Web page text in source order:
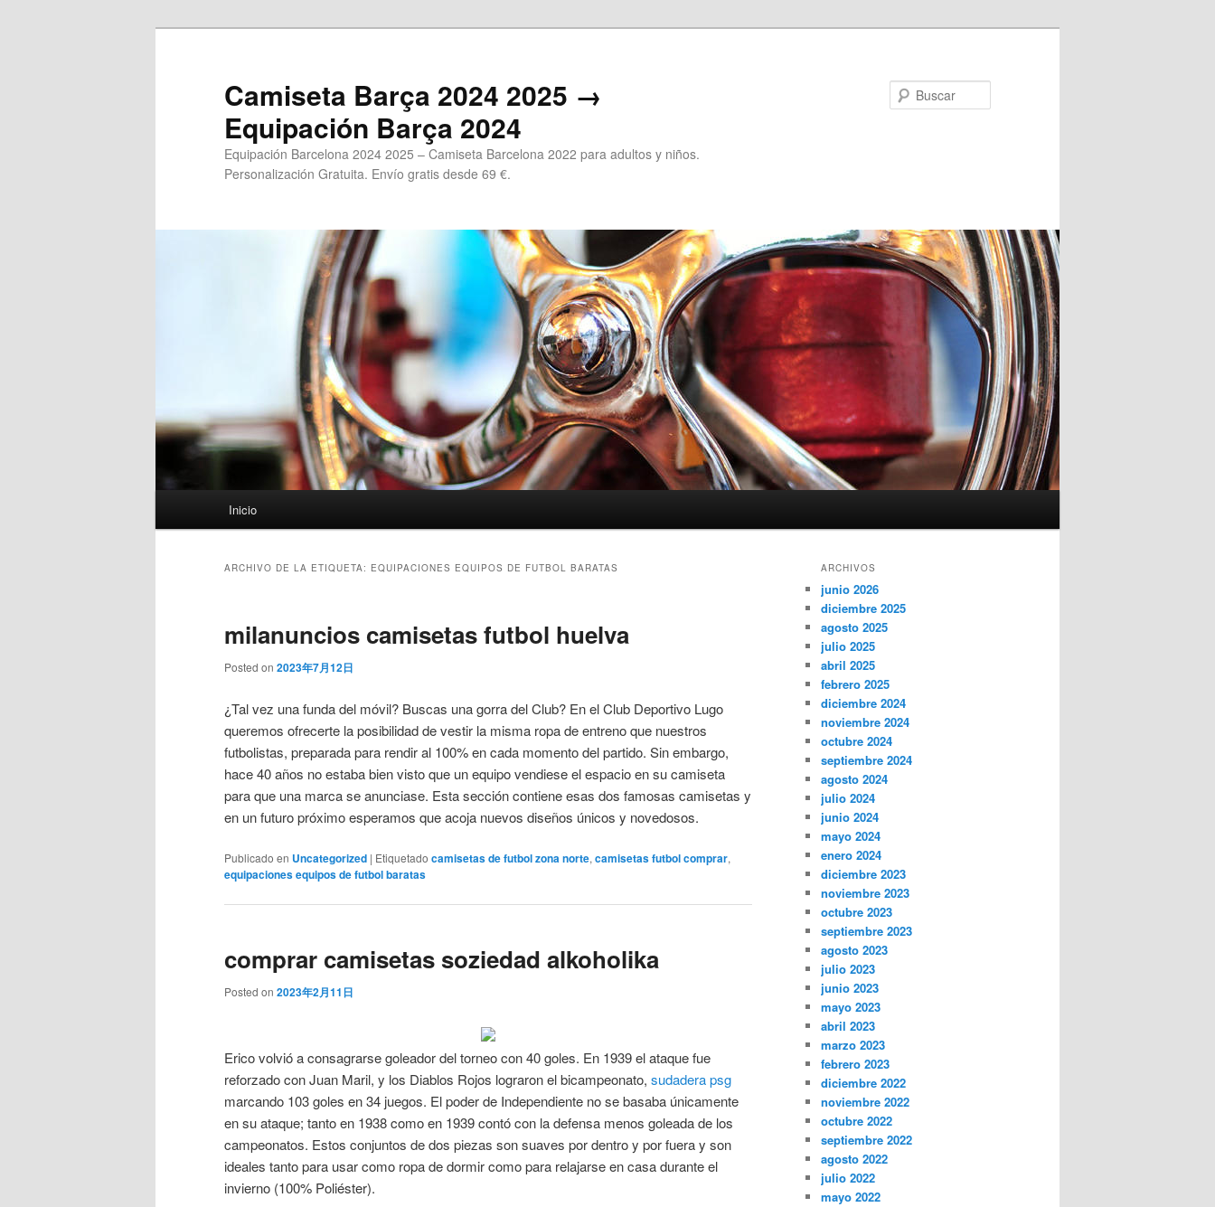
Camiseta Barça 2024 2025 →
Equipación Barça 2024
Equipación Barcelona 2024 2025 – Camiseta Barcelona 2022 para adultos y niños.
Personalización Gratuita. Envío gratis desde 69 €.
Inicio
ARCHIVO DE LA ETIQUETA: EQUIPACIONES EQUIPOS DE FUTBOL BARATAS
milanuncios camisetas futbol huelva
Posted on 2023年7月12日
¿Tal vez una funda del móvil? Buscas una gorra del Club? En el Club Deportivo Lugo
queremos ofrecerte la posibilidad de vestir la misma ropa de entreno que nuestros
futbolistas, preparada para rendir al 100% en cada momento del partido. Sin embargo,
hace 40 años no estaba bien visto que un equipo vendiese el espacio en su camiseta
para que una marca se anunciase. Esta sección contiene esas dos famosas camisetas y
en un futuro próximo esperamos que acoja nuevos diseños únicos y novedosos.
Publicado en Uncategorized | Etiquetado camisetas de futbol zona norte, camisetas futbol comprar,
equipaciones equipos de futbol baratas
comprar camisetas soziedad alkoholika
Posted on 2023年2月11日
Erico volvió a consagrarse goleador del torneo con 40 goles. En 1939 el ataque fue
reforzado con Juan Maril, y los Diablos Rojos lograron el bicampeonato, sudadera psg
marcando 103 goles en 34 juegos. El poder de Independiente no se basaba únicamente
en su ataque; tanto en 1938 como en 1939 contó con la defensa menos goleada de los
campeonatos. Estos conjuntos de dos piezas son suaves por dentro y por fuera y son
ideales tanto para usar como ropa de dormir como para relajarse en casa durante el
invierno (100% Poliéster).
ARCHIVOS
junio 2026
diciembre 2025
agosto 2025
julio 2025
abril 2025
febrero 2025
diciembre 2024
noviembre 2024
octubre 2024
septiembre 2024
agosto 2024
julio 2024
junio 2024
mayo 2024
enero 2024
diciembre 2023
noviembre 2023
octubre 2023
septiembre 2023
agosto 2023
julio 2023
junio 2023
mayo 2023
abril 2023
marzo 2023
febrero 2023
diciembre 2022
noviembre 2022
octubre 2022
septiembre 2022
agosto 2022
julio 2022
mayo 2022